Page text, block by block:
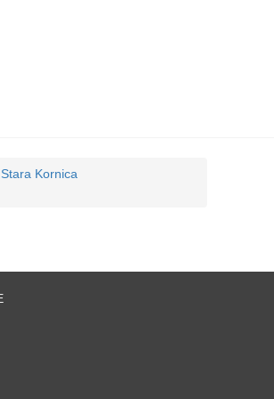
Kornica